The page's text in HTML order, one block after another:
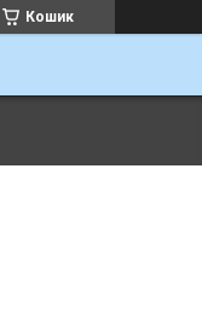
Кошик